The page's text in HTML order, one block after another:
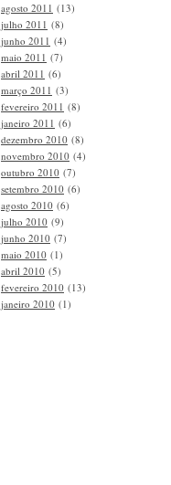
agosto 2011 (13)
julho 2011 (8)
junho 2011 (4)
maio 2011 (7)
abril 2011 (6)
março 2011 (3)
fevereiro 2011 (8)
janeiro 2011 (6)
dezembro 2010 (8)
novembro 2010 (4)
outubro 2010 (7)
setembro 2010 (6)
agosto 2010 (6)
julho 2010 (9)
junho 2010 (7)
maio 2010 (1)
abril 2010 (5)
fevereiro 2010 (13)
janeiro 2010 (1)